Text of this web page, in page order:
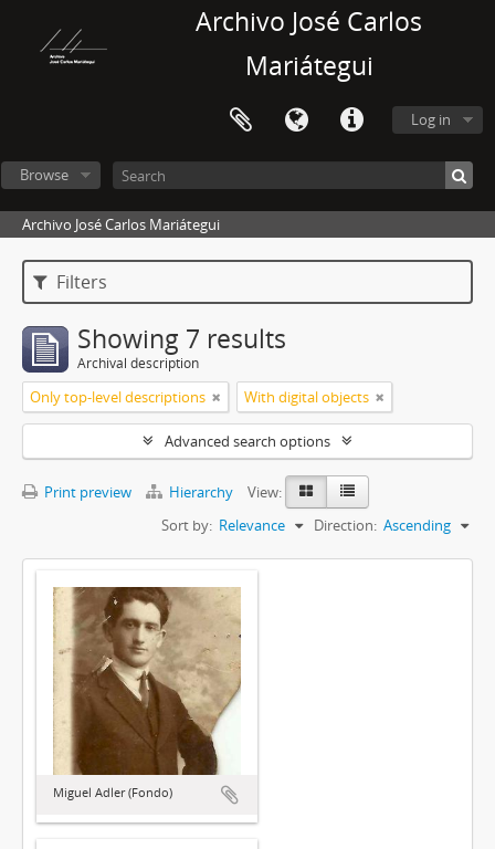
Archivo José Carlos
Mariátegui
Log in
Browse
Archivo José Carlos Mariátegui
Filters
Showing 7 results
Archival description
Only top-level descriptions With digital objects
Advanced search options
Print preview Hierarchy
View:
Sort by: Relevance Direction: Ascending
Miguel Adler (Fondo)